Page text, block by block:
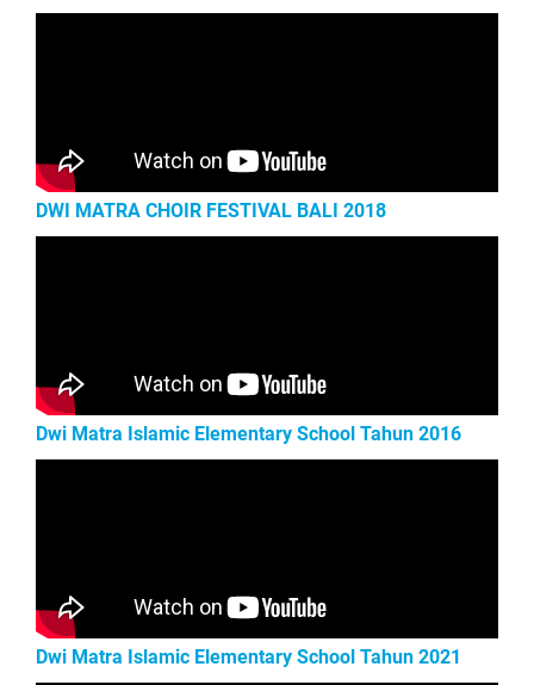
DWI MATRA CHOIR FESTIVAL BALI 2018
Dwi Matra Islamic Elementary School Tahun 2016
Dwi Matra Islamic Elementary School Tahun 2021